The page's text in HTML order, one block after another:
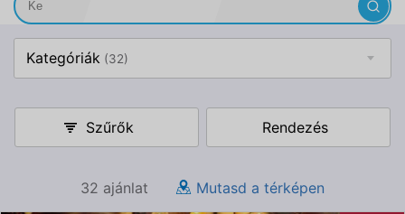
Kategóriák (32)
Szűrők Rendezés
32 ajánlat Mutasd a térképen